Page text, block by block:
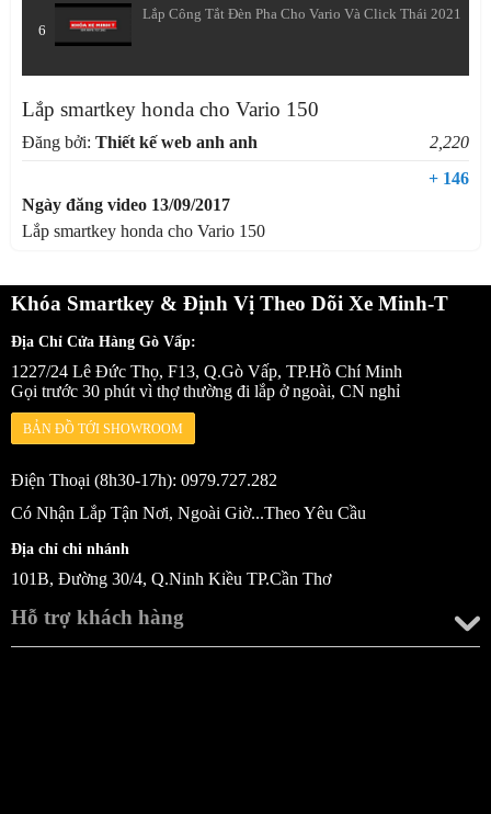
6
Lắp Công Tắt Đèn Pha Cho Vario Và Click Thái 2021
Lắp smartkey honda cho Vario 150
Đăng bởi: Thiết kế web anh anh
2,220
+ 146
Ngày đăng video 13/09/2017
Lắp smartkey honda cho Vario 150
Khóa Smartkey & Định Vị Theo Dõi Xe Minh-T
Địa Chỉ Cửa Hàng Gò Vấp:
1227/24 Lê Đức Thọ, F13, Q.Gò Vấp, TP.Hồ Chí Minh
Gọi trước 30 phút vì thợ thường đi lắp ở ngoài, CN nghỉ
BẢN ĐỒ TỚI SHOWROOM
Điện Thoại (8h30-17h): 0979.727.282
Có Nhận Lắp Tận Nơi, Ngoài Giờ...Theo Yêu Cầu
Địa chỉ chi nhánh
101B, Đường 30/4, Q.Ninh Kiều TP.Cần Thơ
Hỗ trợ khách hàng